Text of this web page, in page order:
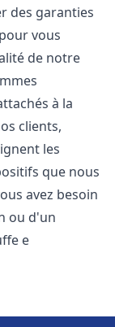
des garanties
vous
de notre
à la
clients,
les
que nous
avez besoin
ou d'un
e